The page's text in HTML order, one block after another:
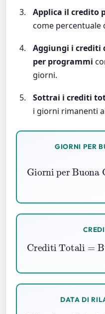
Applica il credito
come percentuale
Aggiungi i crediti
per programmi
giorni.
Sottrai i crediti
i giorni rimanenti
GIORNI PER
Crediti
Buona
Tempo
DATA DI